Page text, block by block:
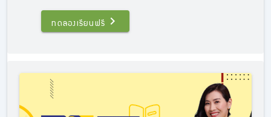
โดยคำถามของผู้เรียนจะถูกส่งไปยังครูผู้สอนโดยตรง
ก่อนจะส่งคำตอบที่ถูกต้องกลับไปทาง Inbox เช่นกัน ภายใน
ห้องเรียน
ทดลองเรียนฟรี